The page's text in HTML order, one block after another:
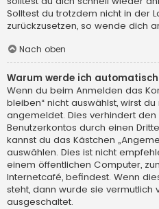
Solltest du trotzdem nicht in der
zurückzusetzen, so wende dich
Nach oben
Warum werde ich
Wenn du beim Anmelden das
bleiben“ nicht auswählst, wirst
angemeldet. Dies verhindert
Benutzerkontos durch einen
kannst du das Kästchen
auswählen. Dies ist nicht
einem öffentlichen Computer,
Internetcafé, befindest. Wenn
steht, dann wurde sie
ausgeschaltet.